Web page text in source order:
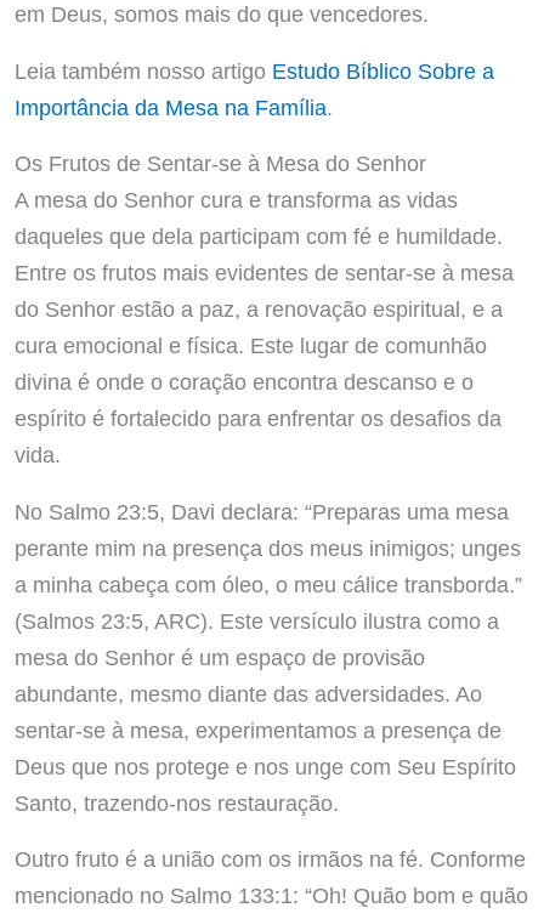
em Deus, somos mais do que vencedores.
Leia também nosso artigo Estudo Bíblico Sobre a
Importância da Mesa na Família.
Os Frutos de Sentar-se à Mesa do Senhor
A mesa do Senhor cura e transforma as vidas
daqueles que dela participam com fé e humildade.
Entre os frutos mais evidentes de sentar-se à mesa
do Senhor estão a paz, a renovação espiritual, e a
cura emocional e física. Este lugar de comunhão
divina é onde o coração encontra descanso e o
espírito é fortalecido para enfrentar os desafios da
vida.
No Salmo 23:5, Davi declara: “Preparas uma mesa
perante mim na presença dos meus inimigos; unges
a minha cabeça com óleo, o meu cálice transborda.”
(Salmos 23:5, ARC). Este versículo ilustra como a
mesa do Senhor é um espaço de provisão
abundante, mesmo diante das adversidades. Ao
sentar-se à mesa, experimentamos a presença de
Deus que nos protege e nos unge com Seu Espírito
Santo, trazendo-nos restauração.
Outro fruto é a união com os irmãos na fé. Conforme
mencionado no Salmo 133:1: “Oh! Quão bom e quão